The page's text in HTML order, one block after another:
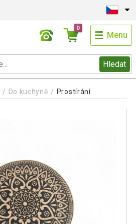
Hledat
0
Menu
Do kuchyně Prostírání